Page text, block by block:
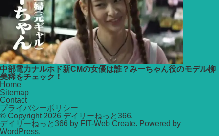
中部電力ナルホド新CMの女優は誰？みーちゃん役のモデル柳
美稀をチェック！
Home
Sitemap
Contact
プライバシーポリシー
© Copyright 2026 デイリーねっと366.
デイリーねっと366 by FIT-Web Create. Powered by
WordPress.